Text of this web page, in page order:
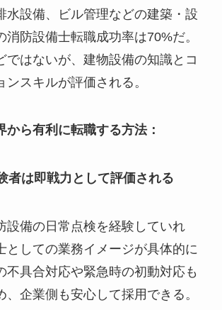
水設備、ビル管理などの建築・設
消防設備士転職成功率は70%だ。
ではないが、建物設備の知識とコ
ンスキルが評価される。
から有利に転職する方法：
者は即戦力として評価される
設備の日常点検を経験していれ
としての業務イメージが具体的に
不具合対応や緊急時の初動対応も
、企業側も安心して採用できる。